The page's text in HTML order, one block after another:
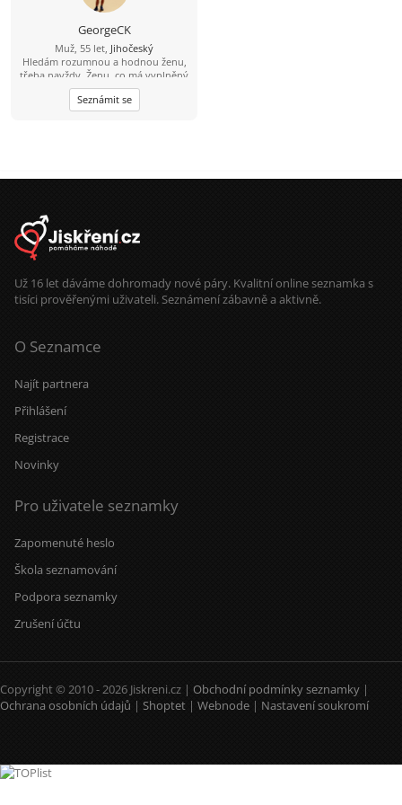
GeorgeCK
Muž, 55 let, Jihočeský
Hledám rozumnou a hodnou ženu,
třeba navždy. Ženu, co má vyplněný
celý profil. I negativní odpověď je
lepší než fucking mlčení.
Seznámit se
Už 16 let dáváme dohromady nové páry. Kvalitní online seznamka s
tisíci prověřenými uživateli. Seznámení zábavně a aktivně.
O Seznamce
Najít partnera
Přihlášení
Registrace
Novinky
Pro uživatele seznamky
Zapomenuté heslo
Škola seznamování
Podpora seznamky
Zrušení účtu
Copyright © 2010 - 2026 Jiskreni.cz | Obchodní podmínky seznamky |
Ochrana osobních údajů | Shoptet | Webnode | Nastavení soukromí